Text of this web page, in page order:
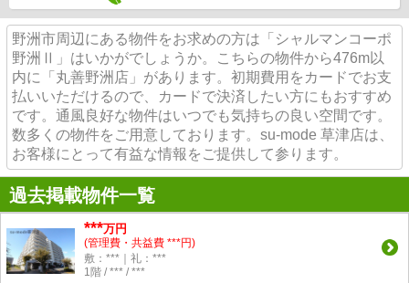
野洲市周辺にある物件をお求めの方は「シャルマンコーポ
野洲Ⅱ」はいかがでしょうか。こちらの物件から476m以
内に「丸善野洲店」があります。初期費用をカードでお支
払いいただけるので、カードで決済したい方にもおすすめ
です。通風良好な物件はいつでも気持ちの良い空間です。
数多くの物件をご用意しております。su-mode 草津店は、
お客様にとって有益な情報をご提供して参ります。
過去掲載物件一覧
***万円
(管理費・共益費 ***円)
敷：***｜礼：***
1階 / *** / ***